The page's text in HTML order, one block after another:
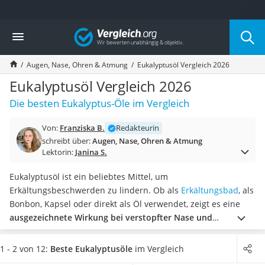
Die beliebtesten Vergleiche nach Kategorie
Drogerie
Inhalator
Haarschneider
Rollator
Braun Rasierer
Katzenklappe (Chip)
Masturbator
Massagepistole
Reisehaartrockner
Eiweißpulver
Magnesiumpräparat
Katzenklappe
Nackenmassagegerät
Zeckenschutz Katze
Vergleich
Augen, Nase, Ohren & Atmung Eukalyptusöl Vergleich 2026
Eukalyptusöl Vergleich 2026
Die besten Eukalyptus-Öle im Vergleich
Von: Franziska B.
Redakteurin
schreibt über:Augen, Nase, Ohren & Atmung
Lektorin: Janina S.
Eukalyptusöl ist ein beliebtes Mittel, um
Erkältungsbeschwerden zu lindern. Ob als Erkältungsbad, als
Bonbon, Kapsel oder direkt als Öl verwendet, zeigt es eine
ausgezeichnete Wirkung bei verstopfter Nase und
festsitzendem Schleimim Rachen. Achten Sie bei der
Verwendung stets darauf, das Öl gut verdünnt zu nutzen, da
1 - 2 von 12: Beste Eukalyptusöle im Vergleich